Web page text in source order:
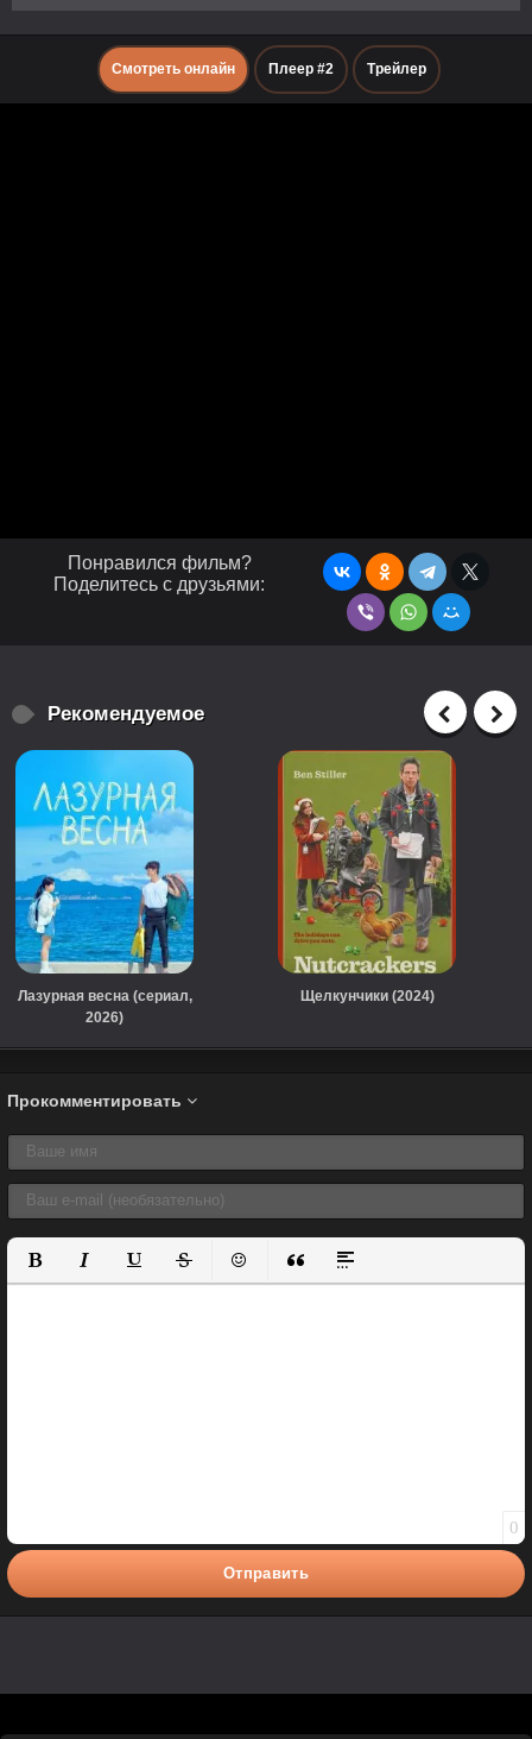
Смотреть онлайн Плеер #2 Трейлер
Понравился фильм?
Поделитесь с друзьями:
Рекомендуемое
Лазурная весна (сериал,
2026)
Щелкунчики (2024)
Прокомментировать
Полужирный
КурсивПодчеркнутый
ЗачеркнутыйВставить смайлик
Вставка цитаты
Вставка спойлера
0
Отправить